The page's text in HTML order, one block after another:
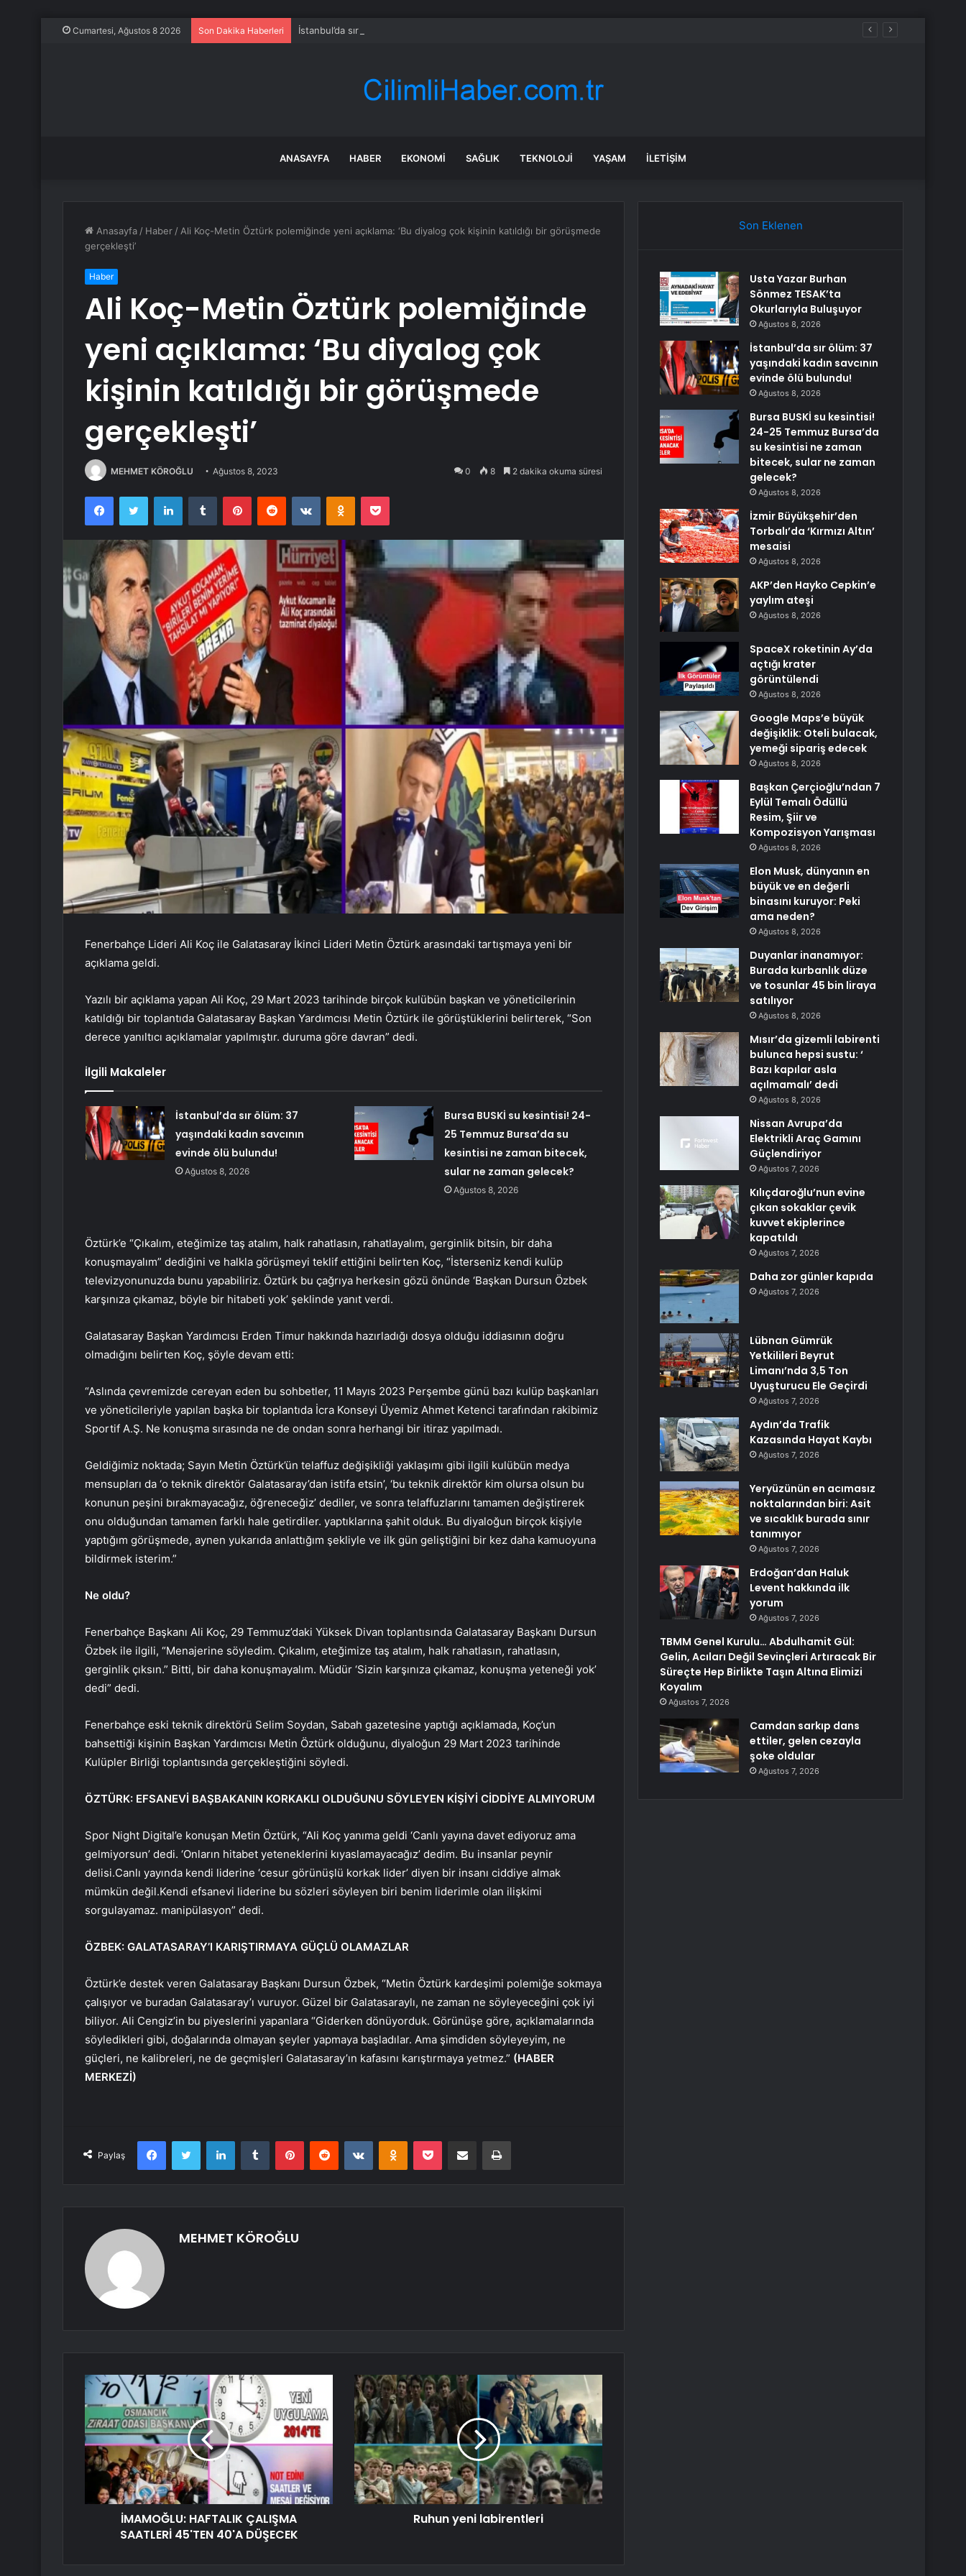
Cumartesi, Ağustos 8 2026 Son Dakika Haberleri İstanbul’da sır ölüm: 37 yaşındaki kadın savcının evinde ölü bulundu!
ANASAYFA HABER EKONOMI SAĞLIK TEKNOLOJI YAŞAM İLETIŞIM
Anasayfa / Haber / Ali Koç-Metin Öztürk polemiğinde yeni açıklama: ‘Bu diyalog çok kişinin katıldığı bir görüşmede
gerçekleşti’
Haber
Ali Koç-Metin Öztürk polemiğinde
yeni açıklama: ‘Bu diyalog çok
kişinin katıldığı bir görüşmede
gerçekleşti’
MEHMET KÖROĞLU Ağustos 8, 2023 0 8 2 dakika okuma süresi
FacebookTwitter LinkedInTumblr PinterestReddit VKontakteOdnoklassniki
Pocket
Fenerbahçe Lideri Ali Koç ile Galatasaray İkinci Lideri Metin Öztürk arasındaki tartışmaya yeni bir
açıklama geldi.
Yazılı bir açıklama yapan Ali Koç, 29 Mart 2023 tarihinde birçok kulübün başkan ve yöneticilerinin
katıldığı bir toplantıda Galatasaray Başkan Yardımcısı Metin Öztürk ile görüştüklerini belirterek, “Son
derece yanıltıcı açıklamalar yapılmıştır. duruma göre davran” dedi.
İlgili Makaleler
İstanbul’da sır ölüm: 37
yaşındaki kadın savcının
evinde ölü bulundu!
Ağustos 8, 2026
Bursa BUSKİ su kesintisi! 24-
25 Temmuz Bursa’da su
kesintisi ne zaman bitecek,
sular ne zaman gelecek?
Ağustos 8, 2026
Öztürk’e “Çıkalım, eteğimize taş atalım, halk rahatlasın, rahatlayalım, gerginlik bitsin, bir daha
konuşmayalım” dediğini ve halkla görüşmeyi teklif ettiğini belirten Koç, “İsterseniz kendi kulüp
televizyonunuzda bunu yapabiliriz. Öztürk bu çağrıya herkesin gözü önünde ‘Başkan Dursun Özbek
karşınıza çıkamaz, böyle bir hitabeti yok’ şeklinde yanıt verdi.
Galatasaray Başkan Yardımcısı Erden Timur hakkında hazırladığı dosya olduğu iddiasının doğru
olmadığını belirten Koç, şöyle devam etti:
“Aslında çevremizde cereyan eden bu sohbetler, 11 Mayıs 2023 Perşembe günü bazı kulüp başkanları
ve yöneticileriyle yapılan başka bir toplantıda İcra Konseyi Üyemiz Ahmet Ketenci tarafından rakibimiz
Sportif A.Ş. Ne konuşma sırasında ne de ondan sonra herhangi bir itiraz yapılmadı.
Geldiğimiz noktada; Sayın Metin Öztürk’ün telaffuz değişikliği yaklaşımı gibi ilgili kulübün medya
mensupları da ‘o teknik direktör Galatasaray’dan istifa etsin’, ‘bu teknik direktör kim olursa olsun bu
konunun peşini bırakmayacağız, öğreneceğiz’ dediler, ve sonra telaffuzlarını tamamen değiştirerek
onu olduğundan tamamen farklı hale getirdiler. yaptıklarına şahit olduk. Bu diyaloğun birçok kişiyle
yaptığım görüşmede, aynen yukarıda anlattığım şekliyle ve ilk gün geliştiğini bir kez daha kamuoyuna
bildirmek isterim.”
Ne oldu?
Fenerbahçe Başkanı Ali Koç, 29 Temmuz’daki Yüksek Divan toplantısında Galatasaray Başkanı Dursun
Özbek ile ilgili, “Menajerine söyledim. Çıkalım, eteğimize taş atalım, halk rahatlasın, rahatlasın,
gerginlik çıksın.” Bitti, bir daha konuşmayalım. Müdür ‘Sizin karşınıza çıkamaz, konuşma yeteneği yok’
dedi” dedi.
Fenerbahçe eski teknik direktörü Selim Soydan, Sabah gazetesine yaptığı açıklamada, Koç’un
bahsettiği kişinin Başkan Yardımcısı Metin Öztürk olduğunu, diyaloğun 29 Mart 2023 tarihinde
Kulüpler Birliği toplantısında gerçekleştiğini söyledi.
ÖZTÜRK: EFSANEVİ BAŞBAKANIN KORKAKLI OLDUĞUNU SÖYLEYEN KİŞİYİ CİDDİYE ALMIYORUM
Spor Night Digital’e konuşan Metin Öztürk, “Ali Koç yanıma geldi ‘Canlı yayına davet ediyoruz ama
gelmiyorsun’ dedi. ‘Onların hitabet yeteneklerini kıyaslamayacağız’ dedim. Bu insanlar peynir
delisi.Canlı yayında kendi liderine ‘cesur görünüşlü korkak lider’ diyen bir insanı ciddiye almak
mümkün değil.Kendi efsanevi liderine bu sözleri söyleyen biri benim liderimle olan ilişkimi
sorgulayamaz. manipülasyon” dedi.
ÖZBEK: GALATASARAY’I KARIŞTIRMAYA GÜÇLÜ OLAMAZLAR
Öztürk’e destek veren Galatasaray Başkanı Dursun Özbek, “Metin Öztürk kardeşimi polemiğe sokmaya
çalışıyor ve buradan Galatasaray’ı vuruyor. Güzel bir Galatasaraylı, ne zaman ne söyleyeceğini çok iyi
biliyor. Ali Cengiz’in bu piyeslerini yapanlara “Giderken dönüyorduk. Görünüşe göre, açıklamalarında
söyledikleri gibi, doğalarında olmayan şeyler yapmaya başladılar. Ama şimdiden söyleyeyim, ne
güçleri, ne kalibreleri, ne de geçmişleri Galatasaray’ın kafasını karıştırmaya yetmez.” (HABER
MERKEZİ)
Paylaş
FacebookTwitter LinkedInTumblr PinterestReddit VKontakteOdnoklassniki
Pocket E-Posta ile paylaş Yazdır
MEHMET KÖROĞLU
İMAMOĞLU: HAFTALIK ÇALIŞMA
SAATLERİ 45'TEN 40'A DÜŞECEK
Ruhun yeni labirentleri
Son Eklenen
Usta Yazar Burhan
Sönmez TESAK’ta
Okurlarıyla Buluşuyor
Ağustos 8, 2026
İstanbul’da sır ölüm: 37
yaşındaki kadın savcının
evinde ölü bulundu!
Ağustos 8, 2026
Bursa BUSKİ su kesintisi!
24-25 Temmuz Bursa’da
su kesintisi ne zaman
bitecek, sular ne zaman
gelecek?
Ağustos 8, 2026
İzmir Büyükşehir’den
Torbalı’da ‘Kırmızı Altın’
mesaisi
Ağustos 8, 2026
AKP’den Hayko Cepkin’e
yaylım ateşi
Ağustos 8, 2026
SpaceX roketinin Ay’da
açtığı krater
görüntülendi
Ağustos 8, 2026
Google Maps’e büyük
değişiklik: Oteli bulacak,
yemeği sipariş edecek
Ağustos 8, 2026
Başkan Çerçioğlu’ndan 7
Eylül Temalı Ödüllü
Resim, Şiir ve
Kompozisyon Yarışması
Ağustos 8, 2026
Elon Musk, dünyanın en
büyük ve en değerli
binasını kuruyor: Peki
ama neden?
Ağustos 8, 2026
Duyanlar inanamıyor:
Burada kurbanlık düze
ve tosunlar 45 bin liraya
satılıyor
Ağustos 8, 2026
Mısır’da gizemli labirenti
bulunca hepsi sustu: ‘
Bazı kapılar asla
açılmamalı’ dedi
Ağustos 8, 2026
Nissan Avrupa’da
Elektrikli Araç Gamını
Güçlendiriyor
Ağustos 7, 2026
Kılıçdaroğlu’nun evine
çıkan sokaklar çevik
kuvvet ekiplerince
kapatıldı
Ağustos 7, 2026
Daha zor günler kapıda
Ağustos 7, 2026
Lübnan Gümrük
Yetkilileri Beyrut
Limanı’nda 3,5 Ton
Uyuşturucu Ele Geçirdi
Ağustos 7, 2026
Aydın’da Trafik
Kazasında Hayat Kaybı
Ağustos 7, 2026
Yeryüzünün en acımasız
noktalarından biri: Asit
ve sıcaklık burada sınır
tanımıyor
Ağustos 7, 2026
Erdoğan’dan Haluk
Levent hakkında ilk
yorum
Ağustos 7, 2026
TBMM Genel Kurulu… Abdulhamit Gül:
Gelin, Acıları Değil Sevinçleri Artıracak Bir
Süreçte Hep Birlikte Taşın Altına Elimizi
Koyalım
Ağustos 7, 2026
Camdan sarkıp dans
ettiler, gelen cezayla
şoke oldular
Ağustos 7, 2026